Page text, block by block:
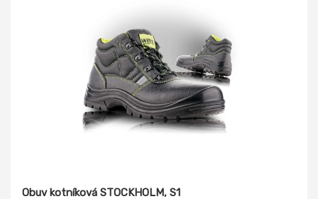
Obuv kotníková STOCKHOLM, S1